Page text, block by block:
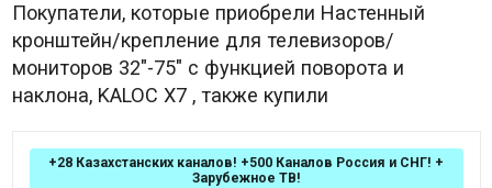
Покупатели, которые приобрели Настенный
кронштейн/крепление для телевизоров/
мониторов 32"-75" с функцией поворота и
наклона, KALOC X7 , также купили
+28 Казахстанских каналов! +500 Каналов Россия и СНГ! +
Зарубежное ТВ!